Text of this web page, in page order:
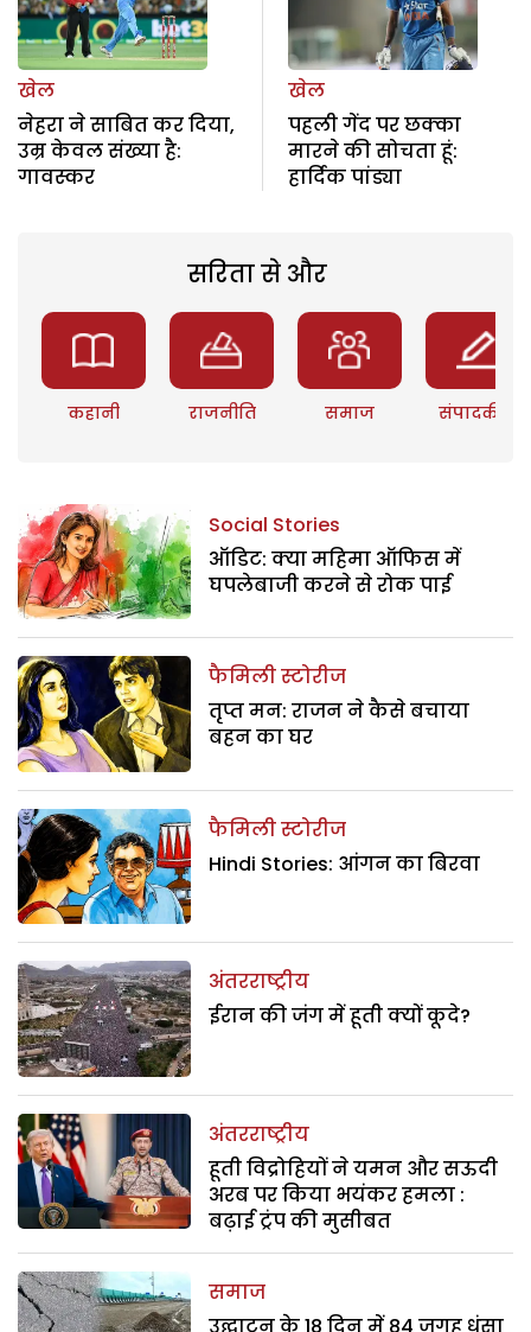
खेल
नेहरा ने साबित कर दिया,
उम्र केवल संख्या है:
गावस्कर
खेल
पहली गेंद पर छक्का
मारने की सोचता हूं:
हार्दिक पांड्या
सरिता से और
कहानी राजनीति समाज संपादकीय
Social Stories
ऑडिट: क्या महिमा ऑफिस में
घपलेबाजी करने से रोक पाई
फैमिली स्टोरीज
तृप्त मन: राजन ने कैसे बचाया
बहन का घर
फैमिली स्टोरीज
Hindi Stories: आंगन का बिरवा
अंतरराष्ट्रीय
ईरान की जंग में हूती क्यों कूदे?
अंतरराष्ट्रीय
हूती विद्रोहियों ने यमन और सऊदी
अरब पर किया भयंकर हमला :
बढ़ाई ट्रंप की मुसीबत
समाज
उद्घाटन के 18 दिन में 84 जगह धंसा